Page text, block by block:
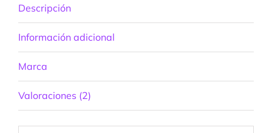
Descripción
Información adicional
Marca
Valoraciones (2)